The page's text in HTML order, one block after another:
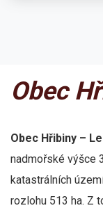
Obec
Obec Hřibiny –
nadmořské výšce
katastrálních
rozlohu 513 ha. Z